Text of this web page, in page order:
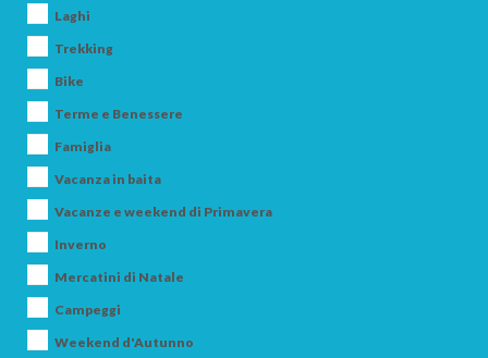
Laghi
Trekking
Bike
Terme e Benessere
Famiglia
Vacanza in baita
Vacanze e weekend di Primavera
Inverno
Mercatini di Natale
Campeggi
Weekend d'Autunno